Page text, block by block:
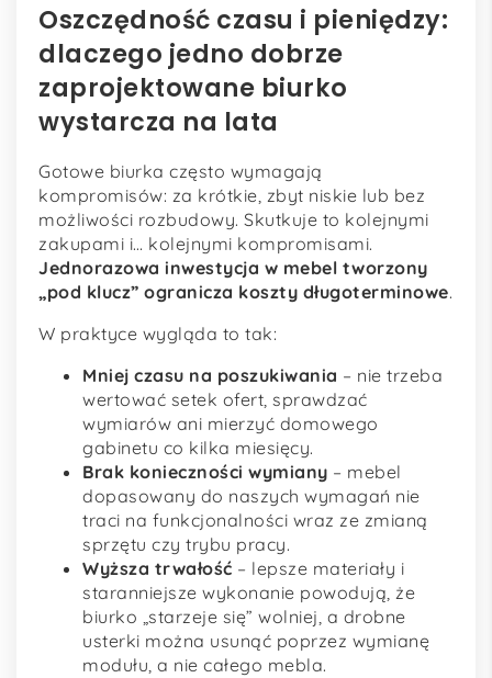
Oszczędność czasu i pieniędzy:
dlaczego jedno dobrze
zaprojektowane biurko
wystarcza na lata
Gotowe biurka często wymagają
kompromisów: za krótkie, zbyt niskie lub bez
możliwości rozbudowy. Skutkuje to kolejnymi
zakupami i… kolejnymi kompromisami.
Jednorazowa inwestycja w mebel tworzony
„pod klucz” ogranicza koszty długoterminowe.
W praktyce wygląda to tak:
Mniej czasu na poszukiwania – nie trzeba
wertować setek ofert, sprawdzać
wymiarów ani mierzyć domowego
gabinetu co kilka miesięcy.
Brak konieczności wymiany – mebel
dopasowany do naszych wymagań nie
traci na funkcjonalności wraz ze zmianą
sprzętu czy trybu pracy.
Wyższa trwałość – lepsze materiały i
staranniejsze wykonanie powodują, że
biurko „starzeje się” wolniej, a drobne
usterki można usunąć poprzez wymianę
modułu, a nie całego mebla.